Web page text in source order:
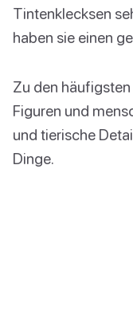
Tintenklecksen
haben sie einen
Zu den
Figuren und
und tierische
Dinge.